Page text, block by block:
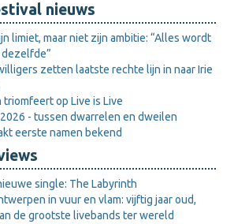
nieuws
limiet, maar niet zijn ambitie: “Alles wordt
zetten laatste rechte lijn in naar Irie
triomfeert op Live is Live
- tussen dwarrelen en dweilen
eerste namen bekend
single: The Labyrinth
in vuur en vlam: vijftig jaar oud,
de grootste livebands ter wereld